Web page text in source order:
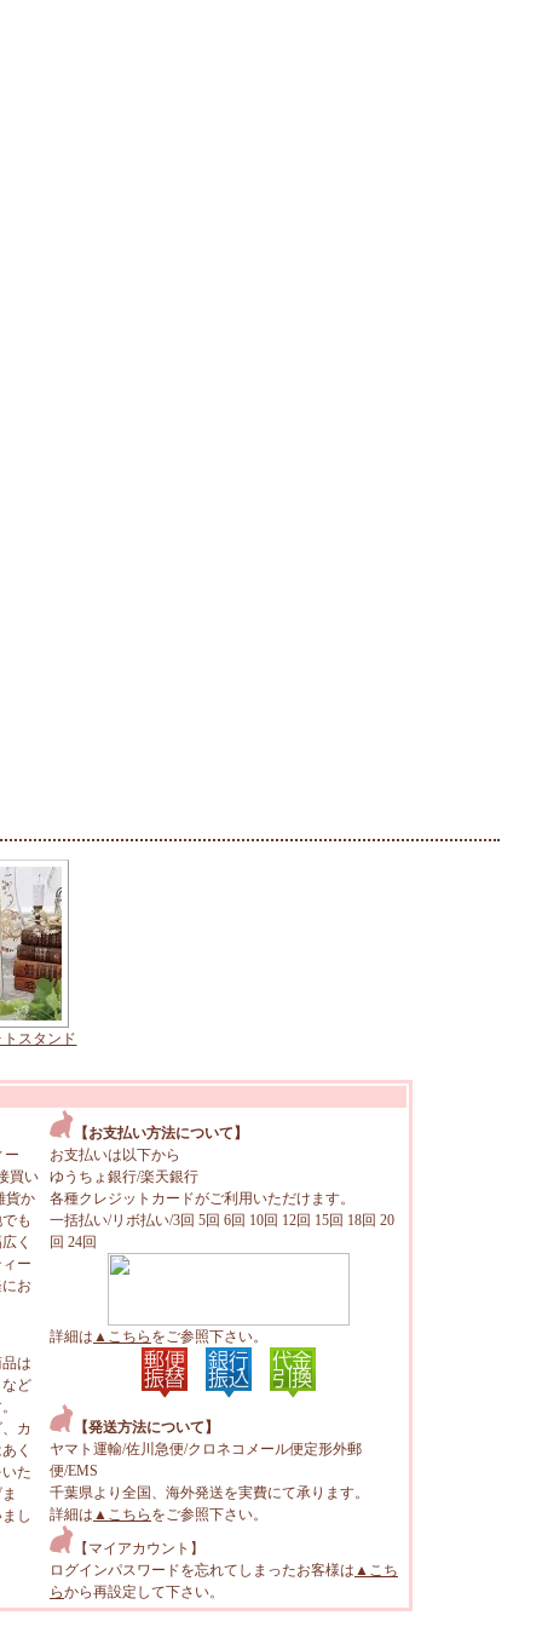
スタンド
ー
買い
貨か
も
く
ー
お
は
ど
カ
く
た
し
【お支払い方法について】
お支払いは以下から
ゆうちょ銀行/楽天銀行
各種クレジットカードがご利用いただけます。
一括払い/リボ払い/3回 5回 6回 10回 12回 15回 18回 20
回 24回
詳細は ▲こちら をご参照下さい。
【発送方法について】
ヤマト運輸/佐川急便/クロネコメール便定形外郵
便/EMS
千葉県より全国、海外発送を実費にて承ります。
詳細は ▲こちら をご参照下さい。
【マイアカウント】
ログインパスワードを忘れてしまったお客様は ▲こち
らから再設定して下さい。